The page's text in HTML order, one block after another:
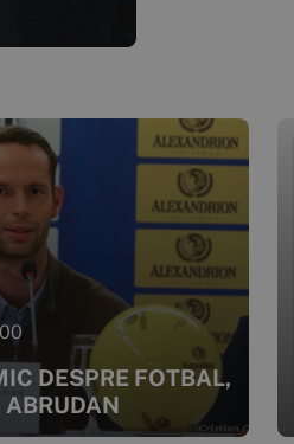
DESPRE FOTBAL,
ABRUDAN